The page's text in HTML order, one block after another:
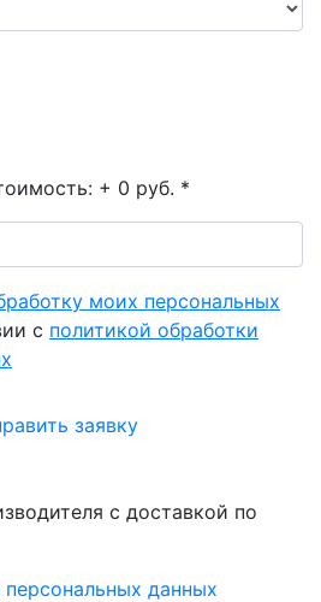
+ 0 руб. *
моих персональных
с политикой обработки
заявку
с доставкой по
данных